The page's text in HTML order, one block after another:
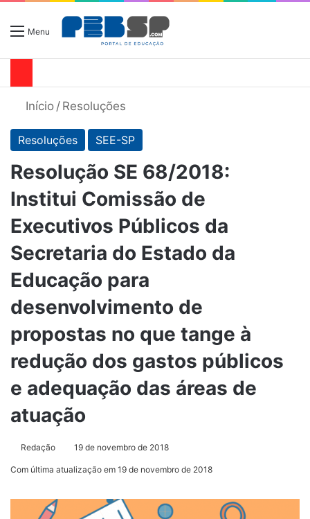
Menu
Início / Resoluções
Resoluções SEE-SP
Resolução SE 68/2018:
Institui Comissão de
Executivos Públicos da
Secretaria do Estado da
Educação para
desenvolvimento de
propostas no que tange à
redução dos gastos públicos
e adequação das áreas de
atuação
Redação 19 de novembro de 2018
Com última atualização em 19 de novembro de 2018